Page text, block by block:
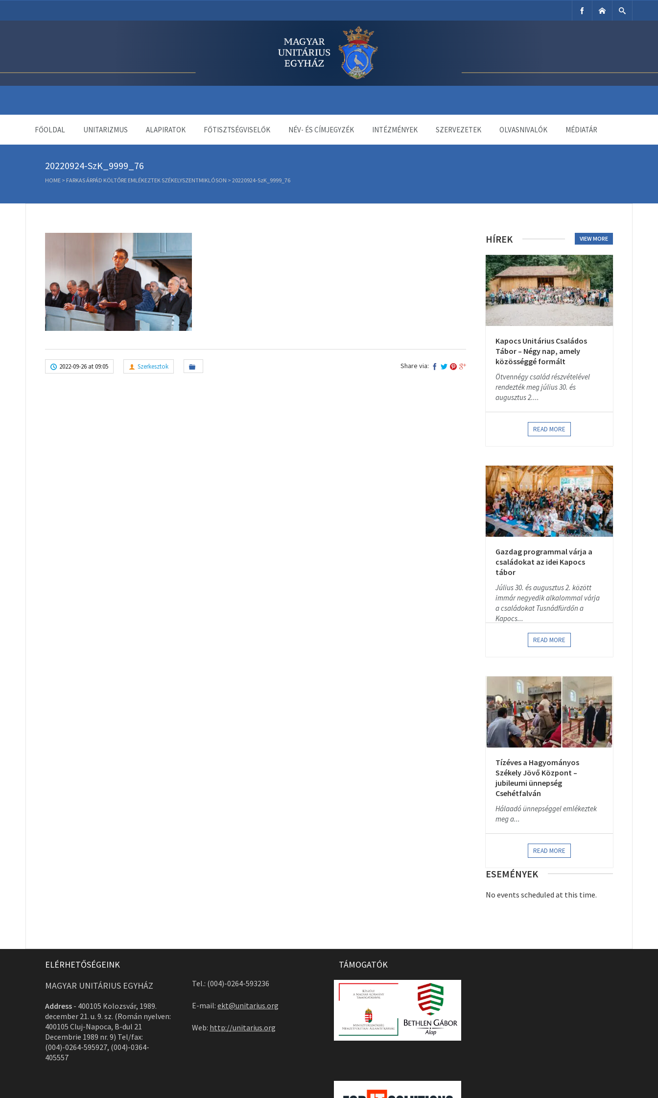
FŐOLDAL UNITARIZMUS ALAPIRATOK FŐTISZTSÉGVISELŐK NÉV- ÉS CÍMJEGYZÉK INTÉZMÉNYEK SZERVEZETEK OLVASNIVALÓK MÉDIATÁR
20220924-SzK_9999_76
HOME > FARKAS ÁRPÁD KÖLTŐRE EMLÉKEZTEK SZÉKELYSZENTMIKLÓSON > 20220924-SzK_9999_76
2022-09-26 at 09:05 Szerkesztok Share via:
HÍREK VIEW MORE
Kapocs Unitárius Családos
Tábor – Négy nap, amely
közösséggé formált
Ötvennégy család részvételével
rendezték meg július 30. és
augusztus 2....
READ MORE
Gazdag programmal várja a
családokat az idei Kapocs
tábor
Július 30. és augusztus 2. között
immár negyedik alkalommal várja
a családokat Tusnádfürdőn a
Kapocs...
READ MORE
Tízéves a Hagyományos
Székely Jövő Központ –
jubileumi ünnepség
Csehétfalván
Hálaadó ünnepséggel emlékeztek
meg a...
READ MORE
ESEMÉNYEK
No events scheduled at this time.
ELÉRHETŐSÉGEINK
MAGYAR UNITÁRIUS EGYHÁZ
Address - 400105 Kolozsvár, 1989.
december 21. u. 9. sz. (Román nyelven:
400105 Cluj-Napoca, B-dul 21
Decembrie 1989 nr. 9) Tel/fax:
(004)-0264-595927, (004)-0364-
405557
Tel.: (004)-0264-593236
E-mail: ekt@unitarius.org
Web: http://unitarius.org
TÁMOGATÓK